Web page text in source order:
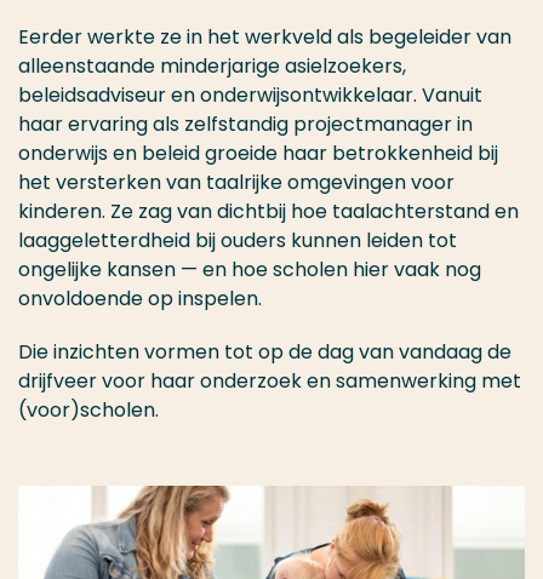
Eerder werkte ze in het werkveld als begeleider van
alleenstaande minderjarige asielzoekers,
beleidsadviseur en onderwijsontwikkelaar. Vanuit
haar ervaring als zelfstandig projectmanager in
onderwijs en beleid groeide haar betrokkenheid bij
het versterken van taalrijke omgevingen voor
kinderen. Ze zag van dichtbij hoe taalachterstand en
laaggeletterdheid bij ouders kunnen leiden tot
ongelijke kansen — en hoe scholen hier vaak nog
onvoldoende op inspelen.
Die inzichten vormen tot op de dag van vandaag de
drijfveer voor haar onderzoek en samenwerking met
(voor)scholen.